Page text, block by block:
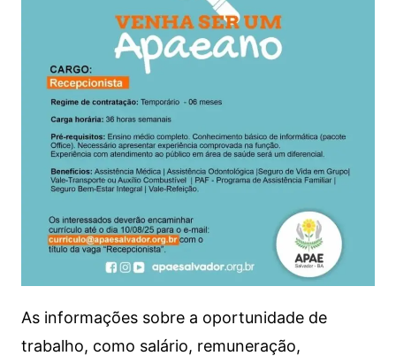
As informações sobre a oportunidade de
trabalho, como salário, remuneração,